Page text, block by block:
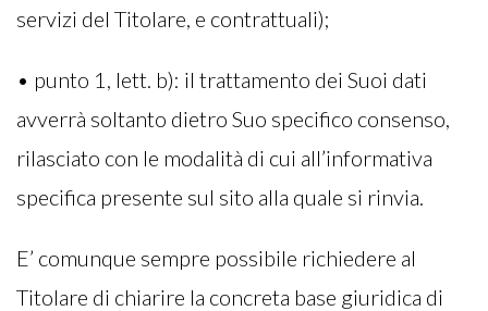
servizi del Titolare, e contrattuali);
• punto 1, lett. b): il trattamento dei Suoi dati
avverrà soltanto dietro Suo specifico consenso,
rilasciato con le modalità di cui all’informativa
specifica presente sul sito alla quale si rinvia.
E’ comunque sempre possibile richiedere al
Titolare di chiarire la concreta base giuridica di